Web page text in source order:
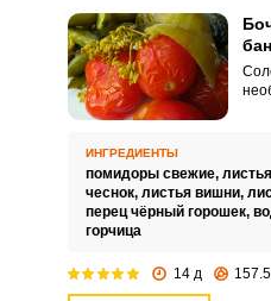
ИНГРЕДИЕНТЫ
помидоры свежие,
чеснок, листья вишни,
перец чёрный горошек,
горчица
14 д